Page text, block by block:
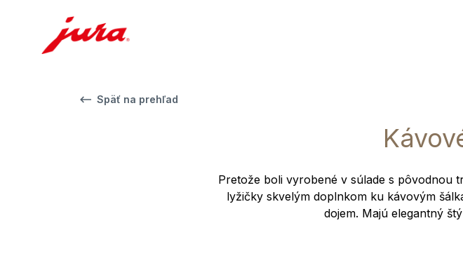
Späť na prehľad
Pretože boli vyrobené v súlade s pôvodnou
lyžičky skvelým doplnkom ku kávovým
dojem. Majú elegantný